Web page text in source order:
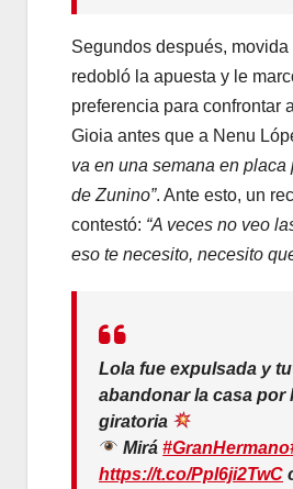
Segundos después, movida
redobló la apuesta y le
preferencia para confrontar
Gioia antes que a Nenu
va en una semana en placa
de Zunino”. Ante esto, un
contestó: “A veces no veo
eso te necesito, necesito
Lola fue expulsada y
abandonar la casa por
giratoria
Mirá#GranHermano
https://t.co/Ppl6ji2TwC